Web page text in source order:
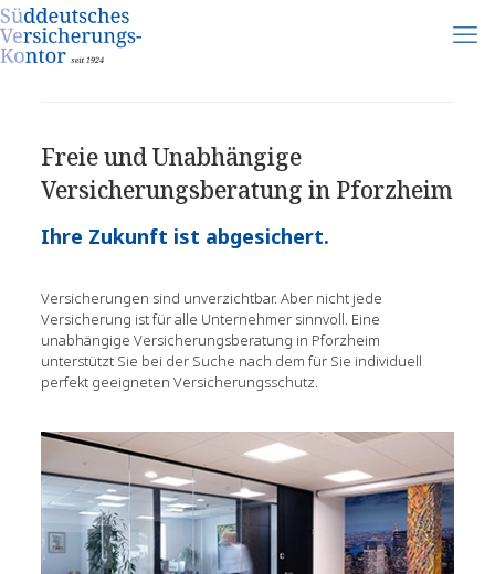
Freie und Unabhängige
Versicherungsberatung in Pforzheim
Ihre Zukunft ist abgesichert.
Versicherungen sind unverzichtbar. Aber nicht jede
Versicherung ist für alle Unternehmer sinnvoll. Eine
unabhängige Versicherungsberatung in Pforzheim
unterstützt Sie bei der Suche nach dem für Sie individuell
perfekt geeigneten Versicherungsschutz.